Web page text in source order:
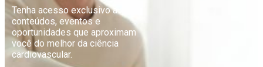
Tenha acesso exclusivo a
conteúdos, eventos e
oportunidades que aproximam
você do melhor da ciência
cardiovascular.